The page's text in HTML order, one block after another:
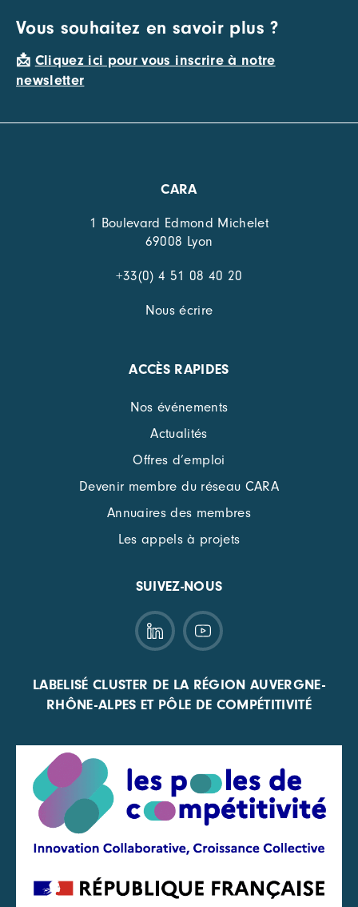
Vous souhaitez en savoir plus ?
📩 Cliquez ici pour vous inscrire à notre
newsletter
CARA
1 Boulevard Edmond Michelet
69008 Lyon
+33(0) 4 51 08 40 20
Nous écrire
ACCÈS RAPIDES
Nos événements
Actualités
Offres d’emploi
Devenir membre du réseau CARA
Annuaires des membres
Les appels à projets
SUIVEZ-NOUS
LABELISÉ CLUSTER DE LA RÉGION AUVERGNE-
RHÔNE-ALPES ET PÔLE DE COMPÉTITIVITÉ